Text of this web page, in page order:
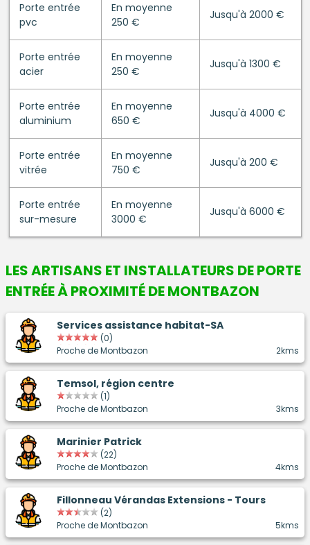
Porte entrée
pvc
En moyenne
250 €
Jusqu'à 2000 €
Porte entrée
acier
En moyenne
250 €
Jusqu'à 1300 €
Porte entrée
aluminium
En moyenne
650 €
Jusqu'à 4000 €
Porte entrée
vitrée
En moyenne
750 €
Jusqu'à 200 €
Porte entrée
sur-mesure
En moyenne
3000 €
Jusqu'à 6000 €
LES ARTISANS ET INSTALLATEURS DEPORTE
ENTRÉEÀ PROXIMITÉ DE MONTBAZON
Services assistance habitat-SA
(0)
Proche de Montbazon
2kms
Temsol, région centre
(1)
Proche de Montbazon
3kms
Marinier Patrick
(22)
Proche de Montbazon
4kms
Fillonneau Vérandas Extensions - Tours
(2)
Proche de Montbazon
5kms